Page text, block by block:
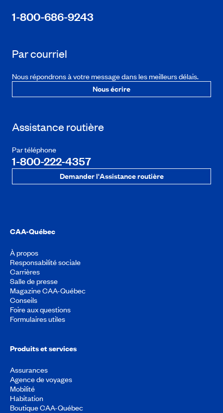
1-800-686-9243
Par courriel
Nous répondrons à votre message dans les meilleurs délais.
Nous écrire
Assistance routière
Par téléphone
1-800-222-4357
Demander l'Assistance routière
CAA-Québec
À propos
Responsabilité sociale
Carrières
Salle de presse
Magazine CAA-Québec
Conseils
Foire aux questions
Formulaires utiles
Produits et services
Assurances
Agence de voyages
Mobilité
Habitation
Boutique CAA-Québec